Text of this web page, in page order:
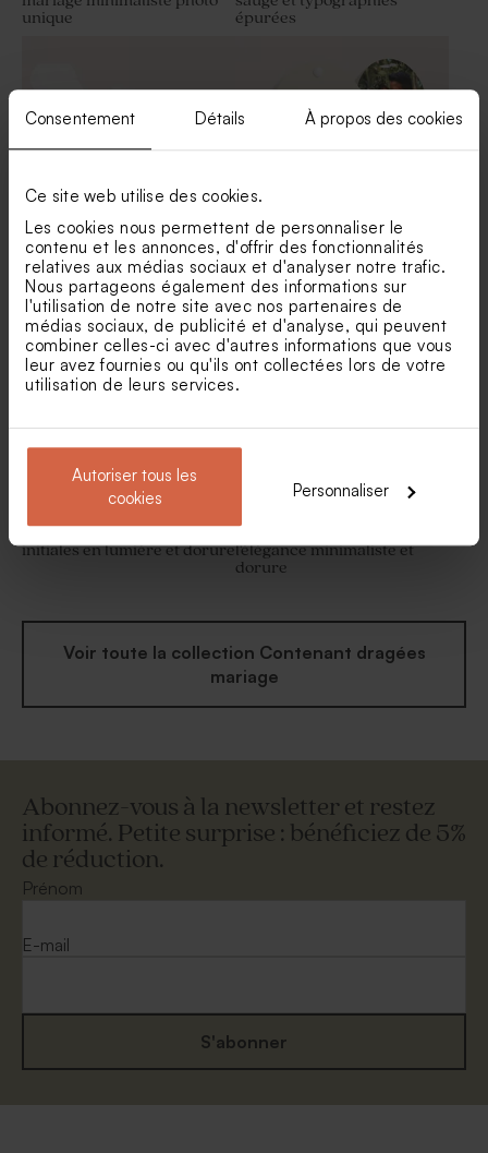
Consentement Détails À propos des cookies
Ce site web utilise des cookies.
Les cookies nous permettent de personnaliser le
contenu et les annonces, d'offrir des fonctionnalités
relatives aux médias sociaux et d'analyser notre trafic.
Nous partageons également des informations sur
l'utilisation de notre site avec nos partenaires de
médias sociaux, de publicité et d'analyse, qui peuvent
combiner celles-ci avec d'autres informations que vous
leur avez fournies ou qu'ils ont collectées lors de votre
utilisation de leurs services.
Autoriser tous les
cookies
Personnaliser
Dragées mariage sucrés
ronds marbrés d'or 750 gr (±
195 ex)
Dragées mariage lentilles XS
or goût chocolat 195 gr (±
507 ex)
unique
épurées
Boîte à dragées mariage
Amour pour toujours
Etui à dragées mariage
minimaliste beige
Nouveautés
Boite à dragées mariage
initiales en lumière et dorure
Etui à dragées mariage
l'élégance minimaliste et
dorure
Voir toute la collection Contenant dragées
mariage
Abonnez-vous à la newsletter et restez
informé. Petite surprise : bénéficiez de 5%
de réduction.
Prénom
E-mail
S'abonner